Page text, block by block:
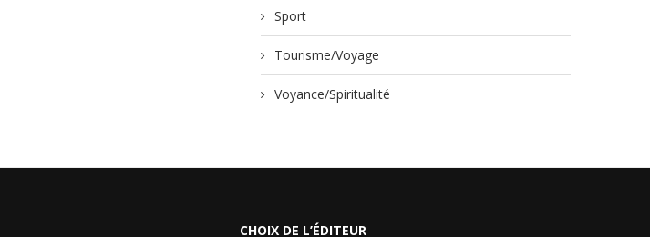
Sport
Tourisme/Voyage
Voyance/Spiritualité
CHOIX DE L’ÉDITEUR